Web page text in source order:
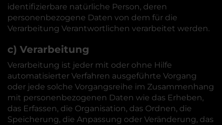
identifizierbare natürliche Person, deren
personenbezogene Daten von dem für die
Verarbeitung Verantwortlichen verarbeitet werden.
c) Verarbeitung
Verarbeitung ist jeder mit oder ohne Hilfe
automatisierter Verfahren ausgeführte Vorgang
oder jede solche Vorgangsreihe im Zusammenhang
mit personenbezogenen Daten wie das Erheben,
das Erfassen, die Organisation, das Ordnen, die
Speicherung, die Anpassung oder Veränderung, das